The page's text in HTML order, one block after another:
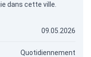
dans cette ville.
09.05.2026
Quotidiennement